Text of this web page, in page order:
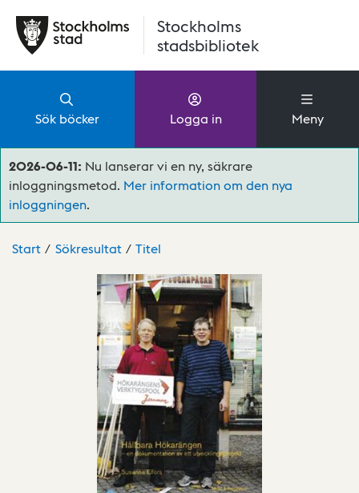
Stockholms
stadsbibliotek
Sök böcker Logga in Meny
2026-06-11: Nu lanserar vi en ny, säkrare
inloggningsmetod. Mer information om den nya
inloggningen.
Start Sökresultat Titel